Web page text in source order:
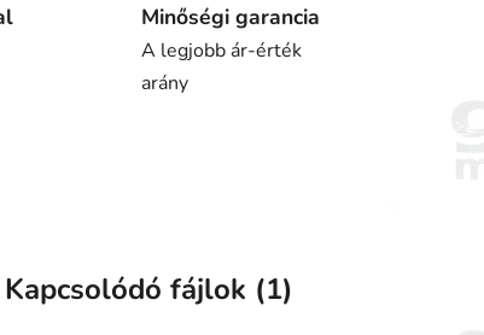
Minőségi garancia
A legjobb ár-érték
arány
Kapcsolódó fájlok (1)